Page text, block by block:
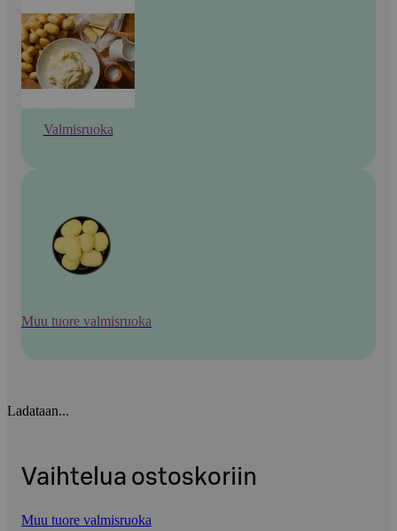
Valmisruoka
Muu tuore valmisruoka
Ladataan...
Vaihtelua ostoskoriin
Muu tuore valmisruoka